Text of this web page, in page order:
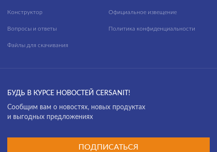
Конструктор
Вопросы и ответы
Файлы для скачивания
Официальное извещение
Политика конфиденциальности
БУДЬ В КУРСЕ НОВОСТЕЙ CERSANIT!
Cообщим вам о новостях, новых продуктах
и выгодных предложениях
ПОДПИСАТЬСЯ